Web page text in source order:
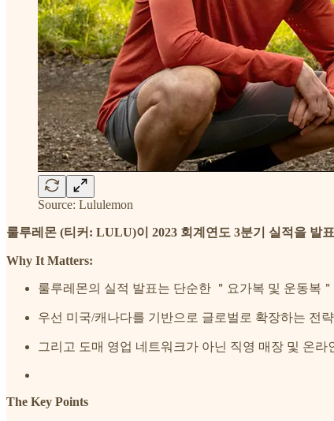
Source: Lululemon
룰루레몬 (티커: LULU)이 2023 회계연도 3분기 실적을 발
Why It Matters:
룰루레몬의 실적 발표는 단순한 ＂요가복 및 운동복
우선 미국/캐나다를 기반으로 글로벌로 확장하는 전
그리고 도매 영업 네트워크가 아닌 직영 매장 및 온
The Key Points